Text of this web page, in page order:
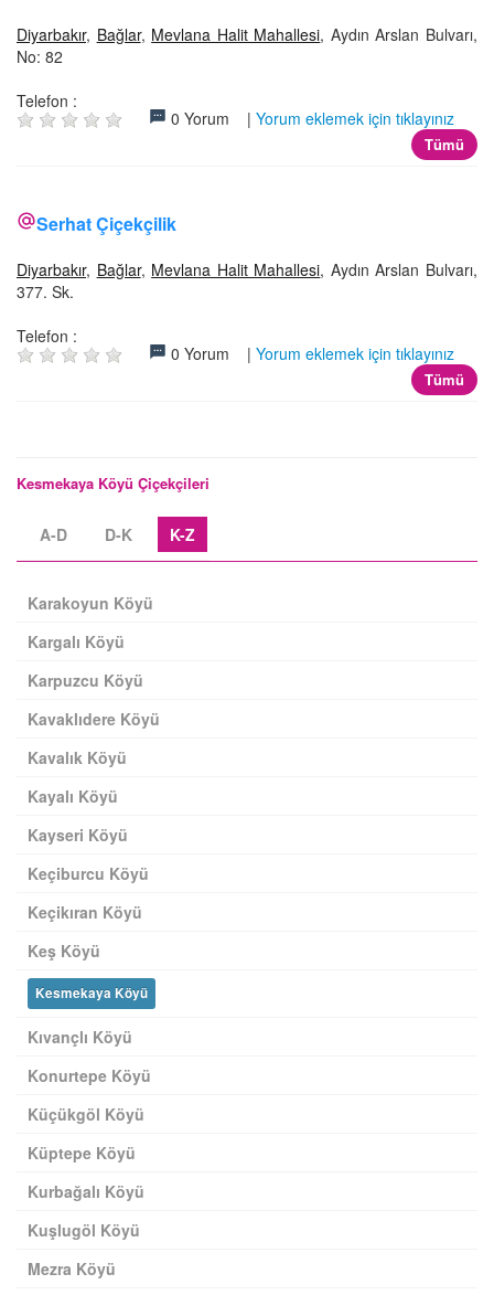
Diyarbakır, Bağlar, Mevlana Halit Mahallesi, Aydın Arslan Bulvarı,
No: 82
Telefon :
0 Yorum | Yorum eklemek için tıklayınız
Tümü
Serhat Çiçekçilik
Diyarbakır, Bağlar, Mevlana Halit Mahallesi, Aydın Arslan Bulvarı,
377. Sk.
Telefon :
0 Yorum | Yorum eklemek için tıklayınız
Tümü
Kesmekaya Köyü Çiçekçileri
A-D D-K K-Z
Karakoyun Köyü
Kargalı Köyü
Karpuzcu Köyü
Kavaklıdere Köyü
Kavalık Köyü
Kayalı Köyü
Kayseri Köyü
Keçiburcu Köyü
Keçikıran Köyü
Keş Köyü
Kesmekaya Köyü
Kıvançlı Köyü
Konurtepe Köyü
Küçükgöl Köyü
Küptepe Köyü
Kurbağalı Köyü
Kuşlugöl Köyü
Mezra Köyü